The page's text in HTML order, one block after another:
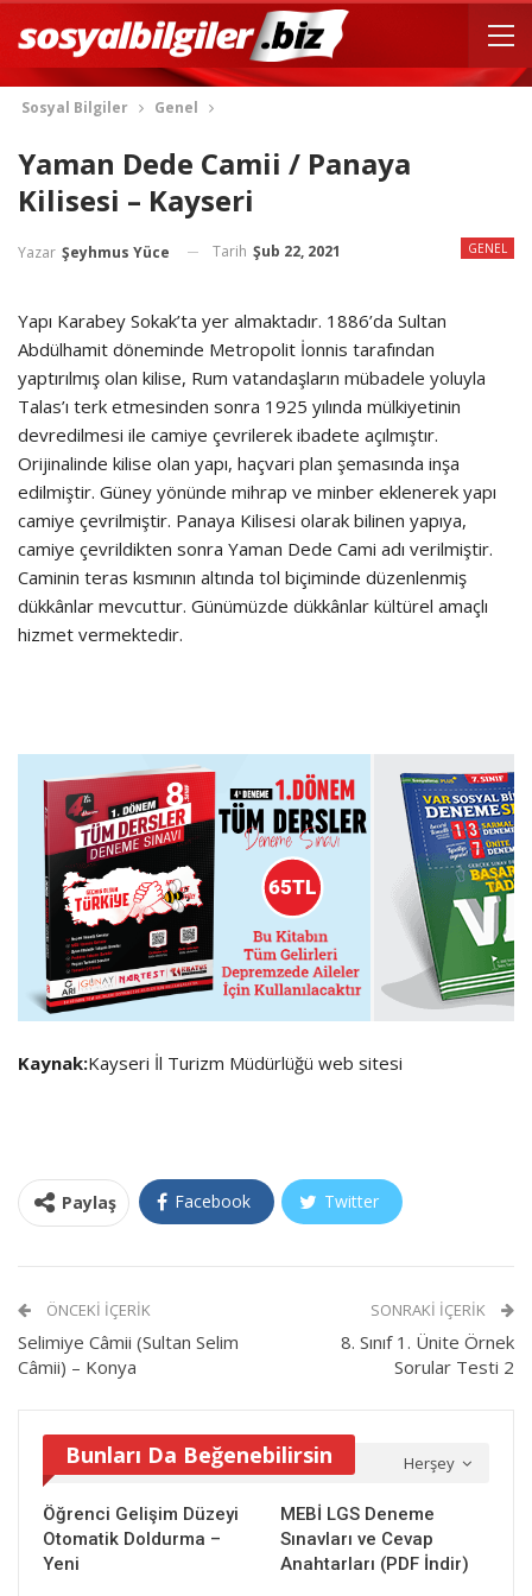
Sosyal Bilgiler Genel
Yaman Dede Camii / Panaya
Kilisesi – Kayseri
GENEL
Yazar Şeyhmus Yüce Tarih Şub 22, 2021
Yapı Karabey Sokak’ta yer almaktadır. 1886’da Sultan
Abdülhamit döneminde Metropolit İonnis tarafından
yaptırılmış olan kilise, Rum vatandaşların mübadele yoluyla
Talas’ı terk etmesinden sonra 1925 yılında mülkiyetinin
devredilmesi ile camiye çevrilerek ibadete açılmıştır.
Orijinalinde kilise olan yapı, haçvari plan şemasında inşa
edilmiştir. Güney yönünde mihrap ve minber eklenerek yapı
camiye çevrilmiştir. Panaya Kilisesi olarak bilinen yapıya,
camiye çevrildikten sonra Yaman Dede Cami adı verilmiştir.
Caminin teras kısmının altında tol biçiminde düzenlenmiş
dükkânlar mevcuttur. Günümüzde dükkânlar kültürel amaçlı
hizmet vermektedir.
Kaynak:Kayseri İl Turizm Müdürlüğü web sitesi
Paylaş Facebook Twitter
ÖNCEKI İÇERIK
Selimiye Câmii (Sultan Selim
Câmii) – Konya
SONRAKI İÇERIK
8. Sınıf 1. Ünite Örnek
Sorular Testi 2
Herşey
Bunları Da Beğenebilirsin
Öğrenci Gelişim Düzeyi
Otomatik Doldurma –
Yeni
MEBİ LGS Deneme
Sınavları ve Cevap
Anahtarları (PDF İndir)